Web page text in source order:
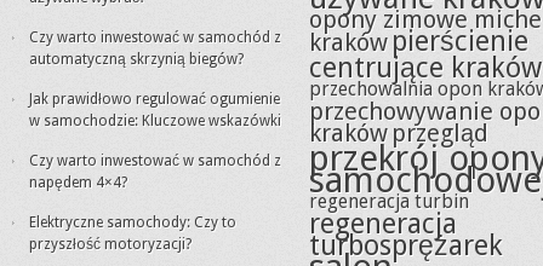
Czy warto inwestować w samochód z
automatyczną skrzynią biegów?
Jak prawidłowo regulować ogumienie
w samochodzie: Kluczowe wskazówki
Czy warto inwestować w samochód z
napędem 4×4?
Elektryczne samochody: Czy to
przyszłość motoryzacji?
opony zimowe
kraków pierścienie
centrujące kraków
przechowalnia opon
przechowywanie
kraków przegląd
przekrój
regeneracja turbin
regeneracja
turbosprężarek